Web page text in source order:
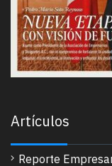
Artículos
Reporte